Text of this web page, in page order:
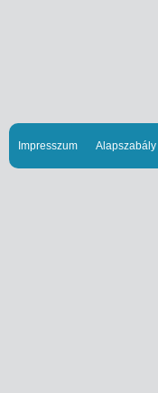
Impresszum Alapszabály